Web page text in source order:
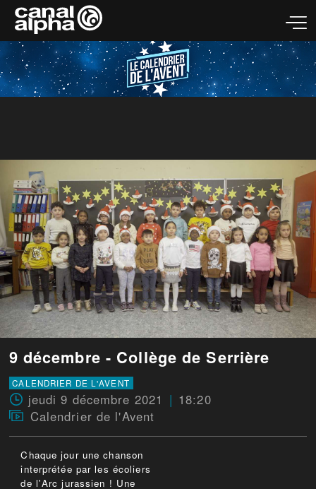
9 décembre - Collège de Serrière
CALENDRIER DE L'AVENT
jeudi 9 décembre 2021
18:20
Calendrier de l'Avent
Chaque jour une chanson
interprétée par les écoliers
de l'Arc jurassien ! Une